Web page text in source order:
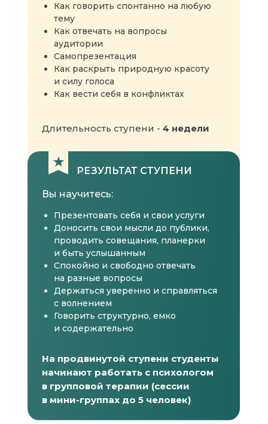
Урок «Искусство непринужденной
беседы»
Урок «Структура речи»
Урок «Секретное задание»
РЕЗУЛЬТАТ СТУПЕНИ
Вы научитесь:
Как говорить спонтанно на любую
тему
Как отвечать на вопросы
аудитории
Самопрезентация
Как раскрыть природную красоту
и силу голоса
Как вести себя в конфликтах
Презентовать себя и свои услуги
Доносить свои мысли до публики,
проводить совещания, планерки
и быть услышанным
Спокойно и свободно отвечать
на разные вопросы
Держаться уверенно и справляться
с волнением
Говорить структурно, емко
и содержательно
Длительность ступени - 4 недели
На продвинутой ступени студенты
начинают работать с психологом
в групповой терапии (сессии
в мини-группах до 5 человек)